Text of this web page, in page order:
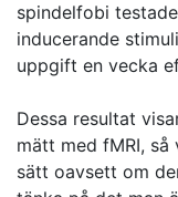
spindelfobi
inducerande
uppgift en vecka
Dessa resultat
mätt med fMRI, så
sätt oavsett om